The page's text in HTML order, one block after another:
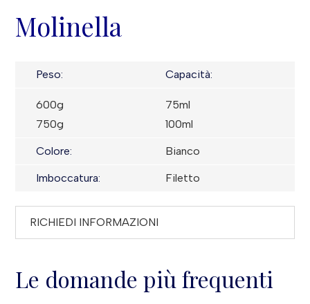
Molinella
Peso: Capacità:
600g
750g
75ml
100ml
Colore: Bianco
Imboccatura: Filetto
RICHIEDI INFORMAZIONI
Le domande più frequenti